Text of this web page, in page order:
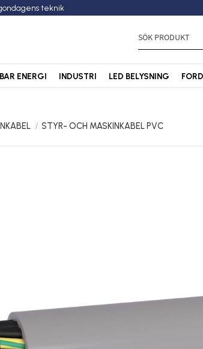
teknik
ENERGI INDUSTRI LED BELYSNING
STYR- OCH MASKINKABEL PVC